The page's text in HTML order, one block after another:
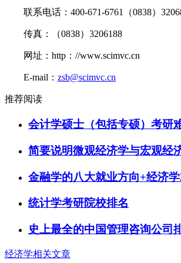
联系电话：400-671-6761（0838）
传真：（0838）3206188
网址：http：//www.scimvc.cn
E-mail： zsb@scimvc.cn
推荐阅读
会计学硕士（包括专硕）考研
简要说明微观经济学与宏观经
金融学的八大就业方向+经济
统计学考研院校排名
史上最全的中国管理咨询公司
经济学相关文章